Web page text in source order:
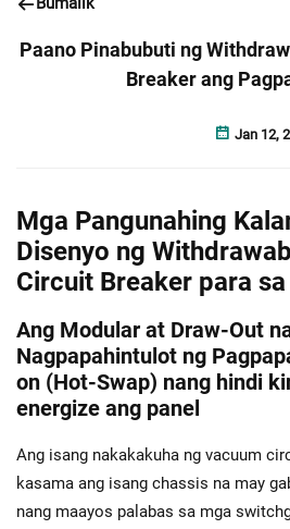
Makipag-ugnayan sa Amin
Paano Pinabubuti ng
Breaker ang
Jan 12,
Mga Pangunahing
Disenyo ng
Circuit Breaker para
Ang Modular at Draw-Out
Nagpapahintulot ng
on (Hot-Swap) nang hindi
energize ang panel
Ang isang nakakakuha ng vacuum
kasama ang isang chassis na may
nang maayos palabas sa mga